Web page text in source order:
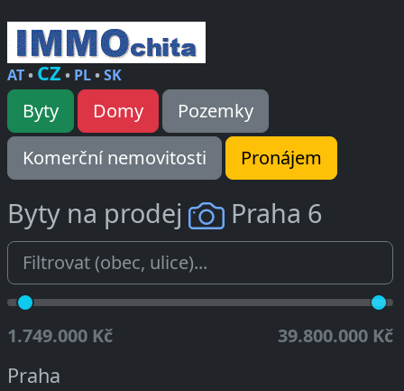
AT• CZ • PL•SK
Byty Domy
Pozemky
Komerční nemovitosti
Pronájem
Byty na prodej Praha 6
1.749.000 Kč 39.800.000 Kč
Praha